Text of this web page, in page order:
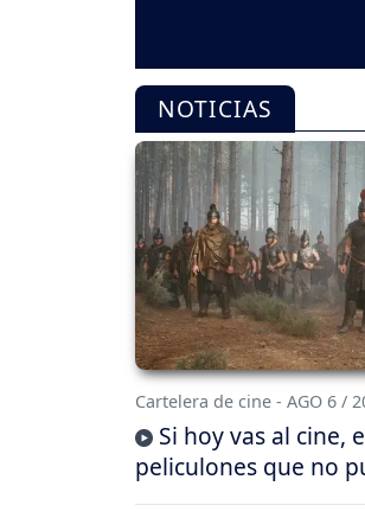
NOTICIAS
Cartelera de cine - AGO 6 /
Si hoy vas al cine,
peliculones que no